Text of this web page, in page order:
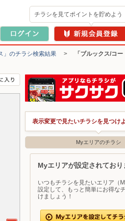
チラシを見てポイントを貯めよう
」のチラシ検索結果 > 「ブルックス/コー
表示変更で見たいチラシを見つけ
Myエリアのチラシ
Myエリアが設定されており
いつもチラシを見たいエリア（
設定して、もっと簡単にお得な
けましょう！